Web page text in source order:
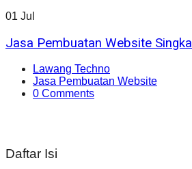
01 Jul
Jasa Pembuatan Website
Lawang Techno
Jasa Pembuatan Website
0 Comments
Daftar Isi